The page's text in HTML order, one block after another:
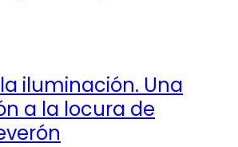
iluminación. Una
a la locura de